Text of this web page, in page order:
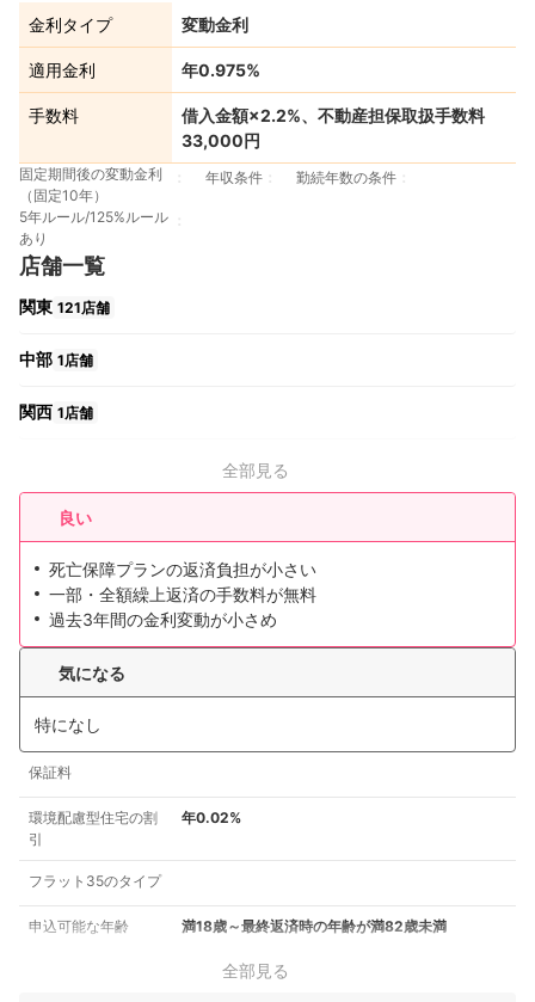
金利タイプ 変動金利
適用金利 年0.975%
手数料
借入金額×2.2%、不動産担保取扱手数料
33,000円
固定期間後の変動金利
（固定10年）
年収条件 勤続年数の条件
5年ルール/125%ルール
あり
店舗一覧
関東 121店舗
中部 1店舗
関西 1店舗
全部見る
良い
死亡保障プランの返済負担が小さい
一部・全額繰上返済の手数料が無料
過去3年間の金利変動が小さめ
気になる
特になし
保証料
環境配慮型住宅の割
引
年0.02%
フラット35のタイプ
申込可能な年齢 満18歳～最終返済時の年齢が満82歳未満
全部見る